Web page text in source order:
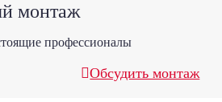
монтаж
профессионалы
Обсудить монтаж